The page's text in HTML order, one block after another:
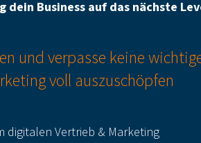
dein Business auf das nächste
und verpasse keine
voll auszuschöpfen
digitalen Vertrieb & Marketing